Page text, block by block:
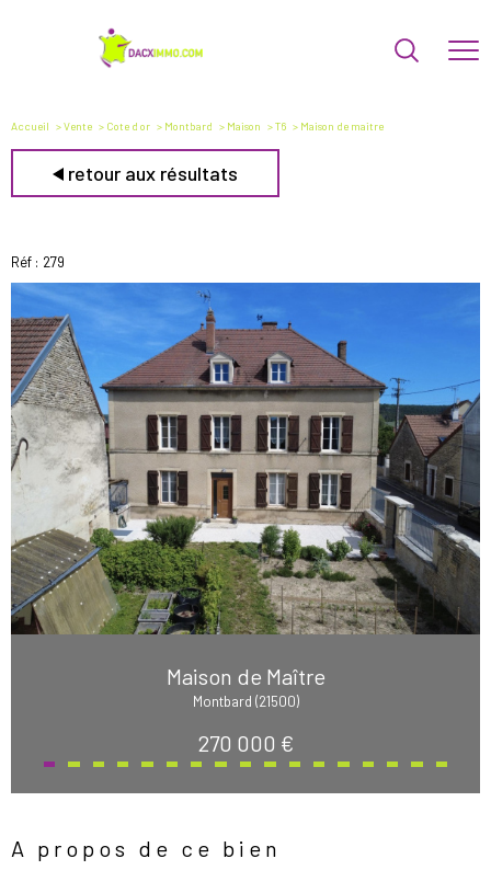
Accueil Vente Cote d or Montbard Maison T6 Maison de maitre
retour aux résultats
Réf : 279
Maison de Maître
Montbard (21500)
270 000 €
A propos de ce bien